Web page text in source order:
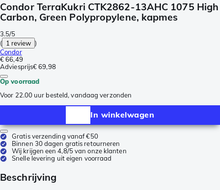
Condor TerraKukri CTK2862-13AHC 1075 High
Carbon, Green Polypropylene, kapmes
3.5/5
( 1 review )
Condor
€ 66,49
Adviesprijs€ 69,98
Op voorraad
Voor 22.00 uur besteld, vandaag verzonden
In winkelwagen
Gratis verzending vanaf €50
Binnen 30 dagen gratis retourneren
Wij krijgen een 4,8/5 van onze klanten
Snelle levering uit eigen voorraad
Beschrijving